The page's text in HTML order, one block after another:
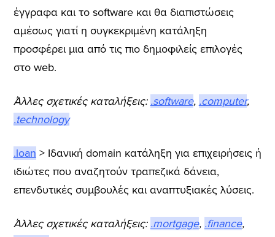
έγγραφα και το software και θα διαπιστώσεις
αμέσως γιατί η συγκεκριμένη κατάληξη
προσφέρει μια από τις πιο δημοφιλείς επιλογές
στο web.
Άλλες σχετικές καταλήξεις: .software, .computer,
.technology
.loan > Ιδανική domain κατάληξη για επιχειρήσεις ή
ιδιώτες που αναζητούν τραπεζικά δάνεια,
επενδυτικές συμβουλές και αναπτυξιακές λύσεις.
Άλλες σχετικές καταλήξεις: .mortgage, .finance,